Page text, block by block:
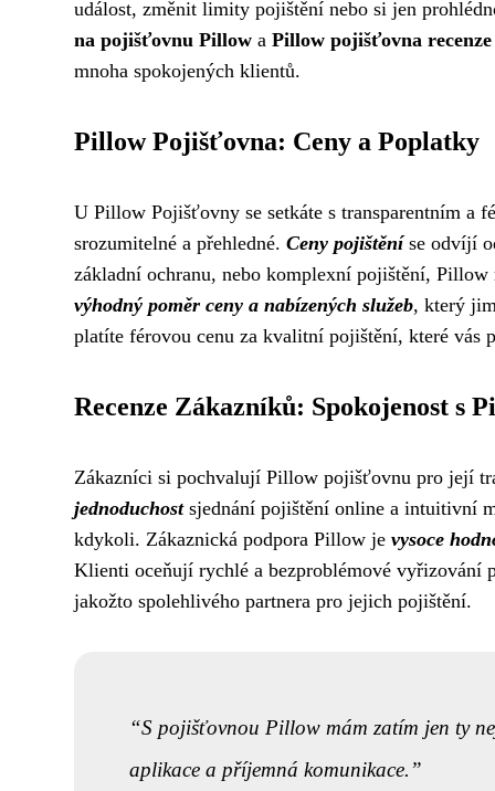
událost, změnit limity pojištění nebo si jen
na pojišťovnu Pillow a Pillow pojišťovna recenze
mnoha spokojených klientů.
Pillow Pojišťovna: Ceny a Poplatky
U Pillow Pojišťovny se setkáte s transparentním a
srozumitelné a přehledné. Ceny pojištěníse odvíjí
základní ochranu, nebo komplexní pojištění,
výhodný poměr ceny a nabízených služeb, který
platíte férovou cenu za kvalitní pojištění, které vás
Recenze Zákazníků: Spokojenost s
Zákazníci si pochvalují Pillow pojišťovnu pro její
jednoduchostsjednání pojištění online a intuitivní
kdykoli. Zákaznická podpora Pillow je vysoce
Klienti oceňují rychlé a bezproblémové vyřizování
jakožto spolehlivého partnera pro jejich pojištění.
S pojišťovnou Pillow mám zatím jen ty
aplikace a příjemná komunikace.